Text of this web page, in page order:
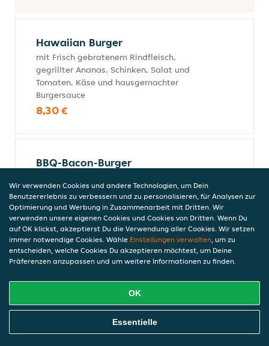
Hawaiian Burger
mit Frisch gebratenem Rindfleisch,
gegrillter Ananas, Schinken, Salat und
Tomaten, Käse und hausgemachter
Burgersauce
8,30 €
BBQ-Bacon-Burger
gebratenen Zwiebeln, Bacon,
Barbecuesauce, Salat, Tomaten, Käse und
hausgemachter Burgersauce
8,40 €
Pulled Chicken Burger
mit Zartem Pulled Chicken, Gewürzgurken,
hausgemachter Coleslawsalat und
8,40 €
Online Essen Bestellen
Wir verwenden Cookies und andere Technologien, um Dein
Benutzererlebnis zu verbessern und zu personalisieren, für Analysen zur
Optimierung und Werbung in Zusammenarbeit mit Dritten. Wir
verwenden unsere eigenen Cookies und Cookies von Dritten. Wenn Du
auf OK klickst, akzeptierst Du die Verwendung aller Cookies. Wir setzen
immer notwendige Cookies. Wähle Einstellungen verwalten, um zu
entscheiden, welche Cookies Du akzeptieren möchtest, um Deine
Präferenzen anzupassen und um weitere Informationen zu finden.
OK
Essentielle